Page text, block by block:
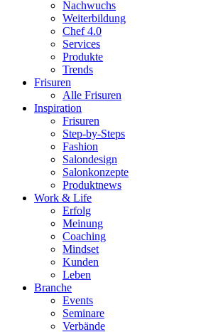
Nachwuchs
Weiterbildung
Chef 4.0
Services
Produkte
Trends
Frisuren
Alle Frisuren
Inspiration
Frisuren
Step-by-Steps
Fashion
Salondesign
Salonkonzepte
Produktnews
Work & Life
Erfolg
Meinung
Coaching
Mindset
Kunden
Leben
Branche
Events
Seminare
Verbände